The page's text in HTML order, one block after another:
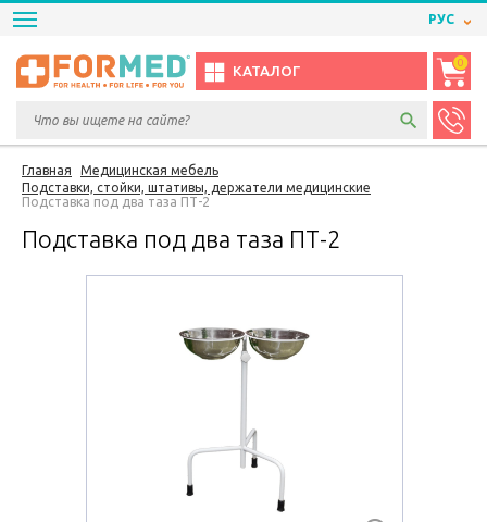
РУС
КАТАЛОГ
0
Главная
Медицинская мебель
Подставки, стойки, штативы, держатели медицинские
Подставка под два таза ПТ-2
Подставка под два таза ПТ-2